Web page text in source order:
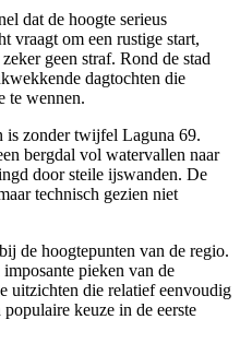
dat de hoogte serieus
vraagt om een rustige start,
geen straf. Rond de stad
dagtochten die
te wennen.
is zonder twijfel Laguna 69.
bergdal vol watervallen naar
door steile ijswanden. De
technisch gezien niet
de hoogtepunten van de regio.
pieken van de
uitzichten die relatief eenvoudig
keuze in de eerste